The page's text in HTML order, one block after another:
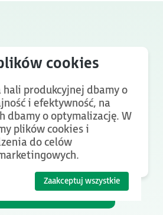
wyzwanie
na które
odpowiedź
jej razem
hali produkcyjnej dbamy o
i efektywność, na
dbamy o optymalizację. W
plików cookies i
do celów
Zaakceptuj wszystkie